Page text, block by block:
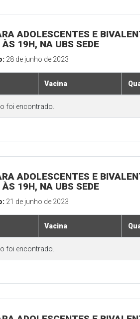
ADOLESCENTES E
19H, NA UBS SEDE
28 de junho de 2023
Vacina
foi encontrado.
ADOLESCENTES E
19H, NA UBS SEDE
21 de junho de 2023
Vacina
foi encontrado.